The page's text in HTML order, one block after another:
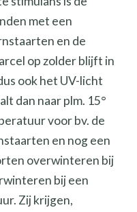
met een
en de
op zolder blijft in
ook het UV-licht
dan naar plm. 15°
voor bv. de
en nog een
overwinteren bij
bij een
Zij krijgen,